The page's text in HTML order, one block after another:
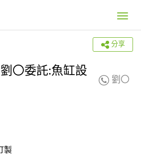
Toggle
分享
〇委託:魚缸設
劉〇
製